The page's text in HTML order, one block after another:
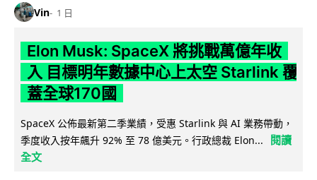
Vin 1 日
Elon Musk: SpaceX 將挑戰萬億年收
入 目標明年數據中心上太空 Starlink 覆
蓋全球170國
SpaceX 公佈最新第二季業績，受惠 Starlink 與 AI 業務帶動，
季度收入按年飆升 92% 至 78 億美元。行政總裁 Elon...
閱讀
全文